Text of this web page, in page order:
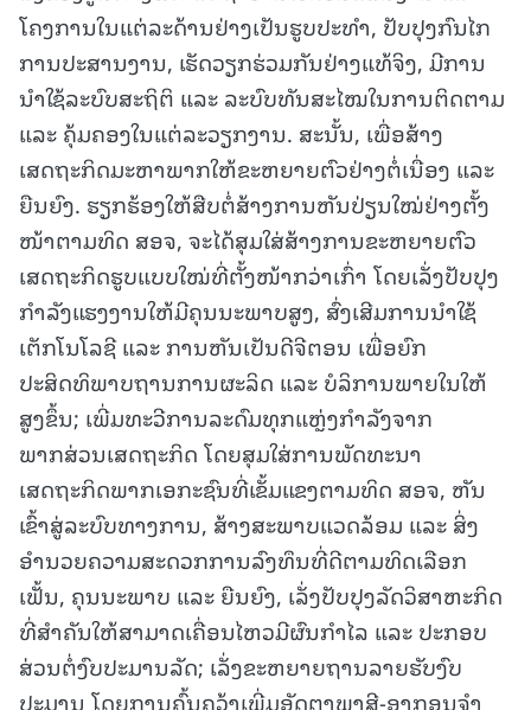
ໂຄງການໃນແຕ່ລະດ້ານຢ່າງເປັນຮູບປະທຳ, ປັບປຸງກົນໄກ
ການປະສານງານ, ເຮັດວຽກຮ່ວມກັນຢ່າງແທ້ຈິງ, ມີການ
ນໍາໃຊ້ລະບົບສະຖິຕິ ແລະ ລະບົບທັນສະໄໝໃນການຕິດຕາມ
ແລະ ຄຸ້ມຄອງໃນແຕ່ລະວຽກງານ. ສະນັ້ນ, ເພື່ອສ້າງ
ເສດຖະກິດມະຫາພາກໃຫ້ຂະຫຍາຍຕົວຢ່າງຕໍ່ເນື່ອງ ແລະ
ຍືນຍົງ. ຮຽກຮ້ອງໃຫ້ສືບຕໍ່ສ້າງການຫັນປ່ຽນໃໝ່ຢ່າງຕັ້ງ
ໜ້າຕາມທິດ ສອຈ, ຈະໄດ້ສຸມໃສ່ສ້າງການຂະຫຍາຍຕົວ
ເສດຖະກິດຮູບແບບໃໝ່ທີ່ຕັ້ງໜ້າກວ່າເກົ່າ ໂດຍເລັ່ງປັບປຸງ
ກໍາລັງແຮງງານໃຫ້ມີຄຸນນະພາບສູງ, ສົ່ງເສີມການນໍາໃຊ້
ເຕັກໂນໂລຊີ ແລະ ການຫັນເປັນດີຈີຕອນ ເພື່ອຍົກ
ປະສິດທິພາບຖານການຜະລິດ ແລະ ບໍລິການພາຍໃນໃຫ້
ສູງຂຶ້ນ; ເພີ່ມທະວີການລະດົມທຸກແຫຼ່ງກຳລັງຈາກ
ພາກສ່ວນເສດຖະກິດ ໂດຍສຸມໃສ່ການພັດທະນາ
ເສດຖະກິດພາກເອກະຊົນທີ່ເຂັ້ມແຂງຕາມທິດ ສອຈ, ຫັນ
ເຂົ້າສູ່ລະບົບທາງການ, ສ້າງສະພາບແວດລ້ອມ ແລະ ສິ່ງ
ອໍານວຍຄວາມສະດວກການລົງທຶນທີ່ດີຕາມທິດເລືອກ
ເຟັ້ນ, ຄຸນນະພາບ ແລະ ຍືນຍົງ, ເລັ່ງປັບປຸງລັດວິສາຫະກິດ
ທີ່ສໍາຄັນໃຫ້ສາມາດເຄື່ອນໄຫວມີຜົນກຳໄລ ແລະ ປະກອບ
ສ່ວນຕໍ່ງົບປະມານລັດ; ເລັ່ງຂະຫຍາຍຖານລາຍຮັບງົບ
ປະມານ ໂດຍການຄົ້ນຄວ້າເພີ່ມອັດຕາພາສີ-ອາກອນຈໍາ